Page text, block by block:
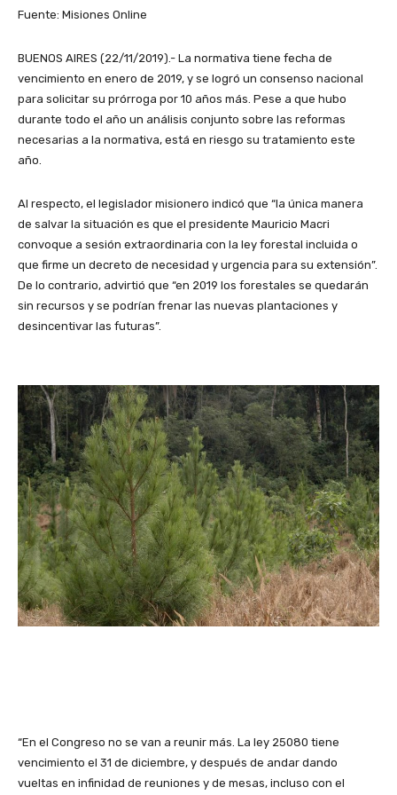
Fuente: Misiones Online
BUENOS AIRES (22/11/2019).- La normativa tiene fecha de
vencimiento en enero de 2019, y se logró un consenso nacional
para solicitar su prórroga por 10 años más. Pese a que hubo
durante todo el año un análisis conjunto sobre las reformas
necesarias a la normativa, está en riesgo su tratamiento este
año.
Al respecto, el legislador misionero indicó que “la única manera
de salvar la situación es que el presidente Mauricio Macri
convoque a sesión extraordinaria con la ley forestal incluida o
que firme un decreto de necesidad y urgencia para su extensión”.
De lo contrario, advirtió que “en 2019 los forestales se quedarán
sin recursos y se podrían frenar las nuevas plantaciones y
desincentivar las futuras”.
“En el Congreso no se van a reunir más. La ley 25080 tiene
vencimiento el 31 de diciembre, y después de andar dando
vueltas en infinidad de reuniones y de mesas, incluso con el